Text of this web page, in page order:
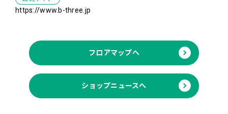
https://www.b-three.jp
フロアマップへ
ショップニュースへ